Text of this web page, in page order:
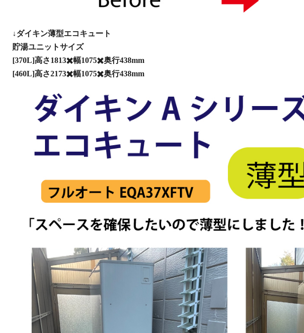
↓ダイキン薄型エコキュート
貯湯ユニットサイズ
[370L]高さ1813✖️幅1075✖️奥行438mm
[460L]高さ2173✖️幅1075✖️奥行438mm